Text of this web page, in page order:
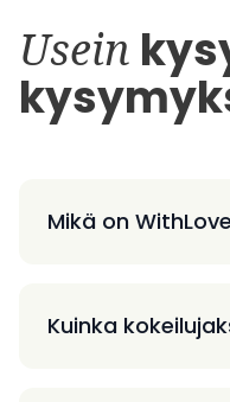
Usein
Mikä on
Kuinka